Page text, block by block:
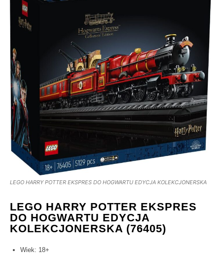
LEGO HARRY POTTER EKSPRES DO HOGWARTU EDYCJA KOLEKCJONERSKA
LEGO HARRY POTTER EKSPRES
DO HOGWARTU EDYCJA
KOLEKCJONERSKA (76405)
Wiek: 18+